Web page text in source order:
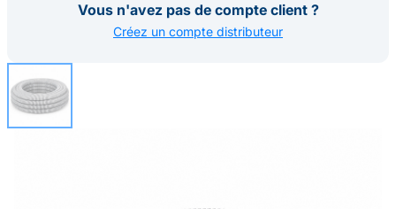
Vous n'avez pas de compte client ?
Créez un compte distributeur